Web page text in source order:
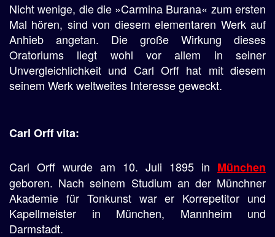
Nicht wenige, die die »Carmina Burana« zum ersten
Mal hören, sind von diesem elementaren Werk auf
Anhieb angetan. Die große Wirkung dieses
Oratoriums liegt wohl vor allem in seiner
Unvergleichlichkeit und Carl Orff hat mit diesem
seinem Werk weltweites Interesse geweckt.
Carl Orff vita:
Carl Orff wurde am 10. Juli 1895 in München
geboren. Nach seinem Studium an der Münchner
Akademie für Tonkunst war er Korrepetitor und
Kapellmeister in München, Mannheim und
Darmstadt.